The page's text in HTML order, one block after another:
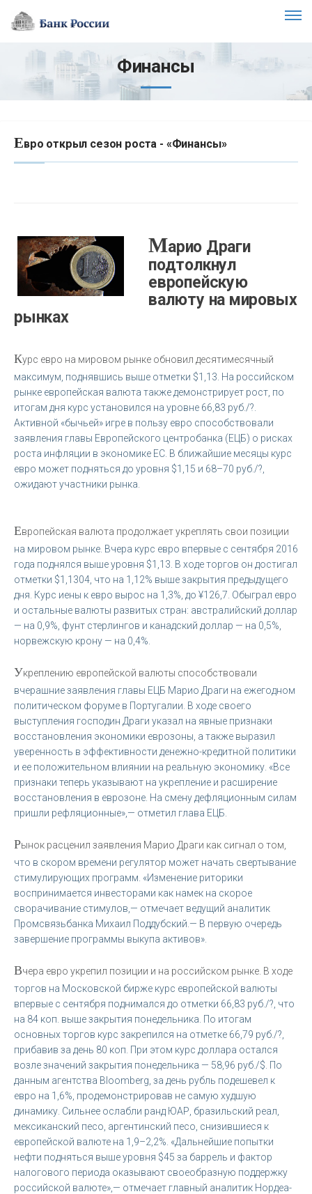
Финансы
Евро открыл сезон роста - «Финансы»
Марио Драги
подтолкнул
европейскую
валюту на мировых
рынках
Курс евро на мировом рынке обновил десятимесячный
максимум, поднявшись выше отметки $1,13. На российском
рынке европейская валюта также демонстрирует рост, по
итогам дня курс установился на уровне 66,83 руб./?.
Активной «бычьей» игре в пользу евро способствовали
заявления главы Европейского центробанка (ЕЦБ) о рисках
роста инфляции в экономике ЕС. В ближайшие месяцы курс
евро может подняться до уровня $1,15 и 68–70 руб./?,
ожидают участники рынка.
Европейская валюта продолжает укреплять свои позиции
на мировом рынке. Вчера курс евро впервые с сентября 2016
года поднялся выше уровня $1,13. В ходе торгов он достигал
отметки $1,1304, что на 1,12% выше закрытия предыдущего
дня. Курс иены к евро вырос на 1,3%, до ¥126,7. Обыграл евро
и остальные валюты развитых стран: австралийский доллар
— на 0,9%, фунт стерлингов и канадский доллар — на 0,5%,
норвежскую крону — на 0,4%.
Укреплению европейской валюты способствовали
вчерашние заявления главы ЕЦБ Марио Драги на ежегодном
политическом форуме в Португалии. В ходе своего
выступления господин Драги указал на явные признаки
восстановления экономики еврозоны, а также выразил
уверенность в эффективности денежно-кредитной политики
и ее положительном влиянии на реальную экономику. «Все
признаки теперь указывают на укрепление и расширение
восстановления в еврозоне. На смену дефляционным силам
пришли рефляционные»,— отметил глава ЕЦБ.
Рынок расценил заявления Марио Драги как сигнал о том,
что в скором времени регулятор может начать свертывание
стимулирующих программ. «Изменение риторики
воспринимается инвесторами как намек на скорое
сворачивание стимулов,— отмечает ведущий аналитик
Промсвязьбанка Михаил Поддубский.— В первую очередь
завершение программы выкупа активов».
Вчера евро укрепил позиции и на российском рынке. В ходе
торгов на Московской бирже курс европейской валюты
впервые с сентября поднимался до отметки 66,83 руб./?, что
на 84 коп. выше закрытия понедельника. По итогам
основных торгов курс закрепился на отметке 66,79 руб./?,
прибавив за день 80 коп. При этом курс доллара остался
возле значений закрытия понедельника — 58,96 руб./$. По
данным агентства Bloomberg, за день рубль подешевел к
евро на 1,6%, продемонстрировав не самую худшую
динамику. Сильнее ослабли ранд ЮАР, бразильский реал,
мексиканский песо, аргентинский песо, снизившиеся к
европейской валюте на 1,9–2,2%. «Дальнейшие попытки
нефти подняться выше уровня $45 за баррель и фактор
налогового периода оказывают своеобразную поддержку
российской валюте»,— отмечает главный аналитик Нордеа-